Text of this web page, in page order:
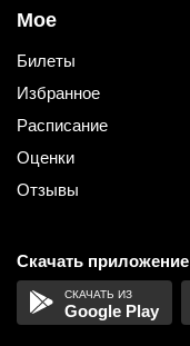
Мое
Билеты
Избранное
Расписание
Оценки
Отзывы
Скачать приложение
Google Play